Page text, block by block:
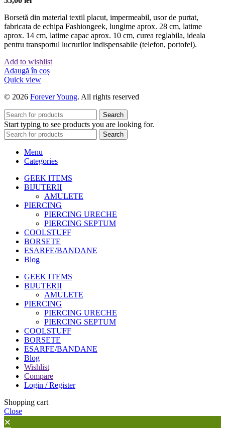
Borsetă din material textil placut, impermeabil, usor de purtat,
fabricata de echipa Fashiongeek, lungime aprox. 28 cm, latime
aprox. 14 cm, latime capac aprox. 10 cm, curea reglabila, ideala
pentru transportul lucrurilor indispensabile (telefon, portofel).
Add to wishlist
Adaugă în coș
Quick view
© 2026 Forever Young. All rights reserved
Search
Start typing to see products you are looking for.
Search
Menu
Categories
GEEK ITEMS
BIJUTERII
AMULETE
PIERCING
PIERCING URECHE
PIERCING SEPTUM
COOLSTUFF
BORSETE
ESARFE/BANDANE
Blog
GEEK ITEMS
BIJUTERII
AMULETE
PIERCING
PIERCING URECHE
PIERCING SEPTUM
COOLSTUFF
BORSETE
ESARFE/BANDANE
Blog
Wishlist
Compare
Login / Register
Shopping cart
Close
×